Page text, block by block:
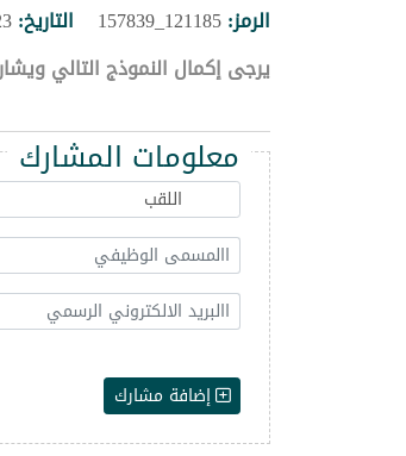
الرمز: التاريخ:
يرجى إكمال النموذج التالي
معلومات المشارك
إضافة مشارك